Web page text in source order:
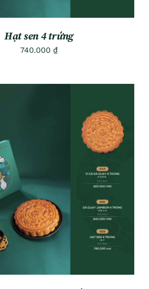
Hạt sen 4 trứng
740.000 ₫
ADD TO CART